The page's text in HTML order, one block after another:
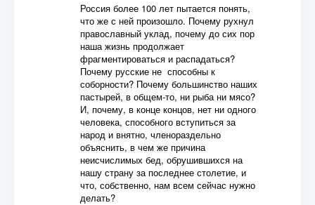
Россия более 100 лет пытается понять,
что же с ней произошло. Почему рухнул
православный уклад, почему до сих пор
наша жизнь продолжает
фрагментироваться и распадаться?
Почему русские не способны к
соборности? Почему большинство наших
пастырей, в общем-то, ни рыба ни мясо?
И, почему, в конце концов, нет ни одного
человека, способного вступиться за
народ и внятно, членораздельно
объяснить, в чем же причина
неисчислимых бед, обрушившихся на
нашу страну за последнее столетие, и
что, собственно, нам всем сейчас нужно
делать?